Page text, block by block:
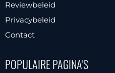
Reviewbeleid
Privacybeleid
Contact
POPULAIRE PAGINA'S